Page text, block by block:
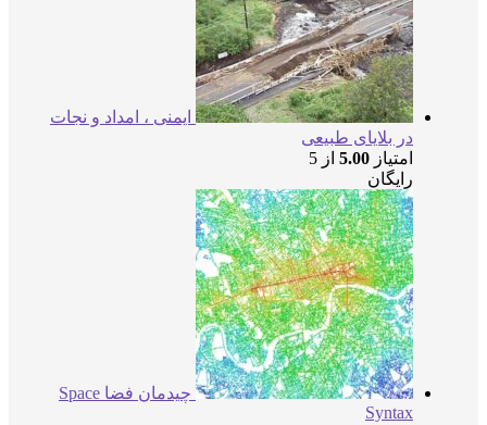
ایمنی ، امداد و نجات
در بلایای طبیعی
5.00از 5
چیدمان فضا Space